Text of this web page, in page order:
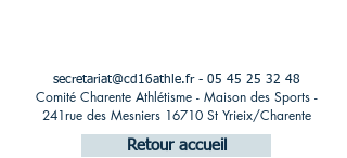
secretariat@cd16athle.fr- 05 45 25 32 48
Comité Charente Athlétisme - Maison des Sports -
241rue des Mesniers 16710 St Yrieix/Charente
Retour accueil